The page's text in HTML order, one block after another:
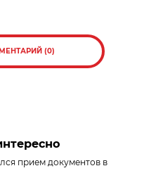
(0)
прием документов в